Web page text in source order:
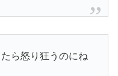
ら怒り狂うのにね